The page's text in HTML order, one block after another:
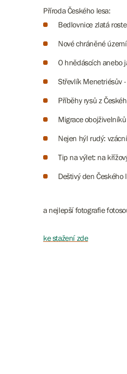
Příroda Českého lesa:
Bedlovnice zlatá
Nové chráněné
O hnědáscích anebo
Střevlík Menetriésův
Příběhy rysů z
Migrace
Nejen hýl rudý:
Tip na výlet: na
​​​​​​​Deštivý den
a nejlepší fotografie
ke stažení zde